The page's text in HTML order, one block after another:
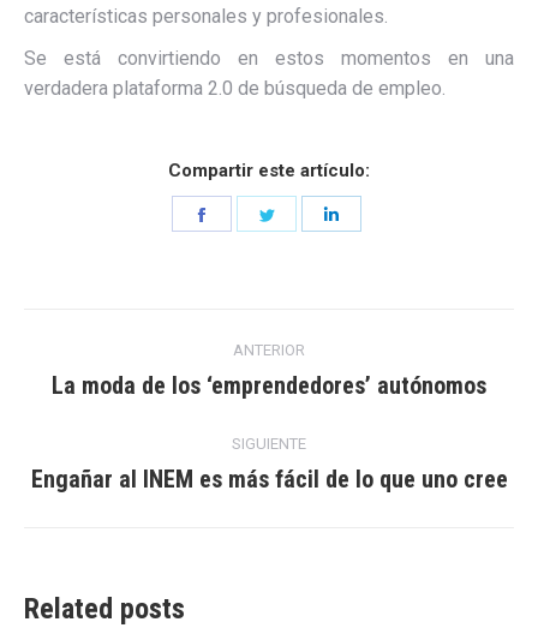
características personales y profesionales.
Se está convirtiendo en estos momentos en una
verdadera plataforma 2.0 de búsqueda de empleo.
Compartir este artículo:
Share
entre
ANTERIOR
Entrada
La moda de los ‘emprendedores’ autónomos
SIGUIENTE
Entrada
Engañar al INEM es más fácil de lo que uno cree
Related posts